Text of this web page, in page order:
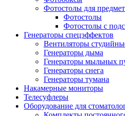
Фотостолы для
Фотостолы
Фотостолы с
Генераторы спецэффектов
Вентиляторы
Генераторы дыма
Генераторы мыльных
Генераторы снега
Генераторы тумана
Накамерные мониторы
Телесуфлеры
Оборудование для